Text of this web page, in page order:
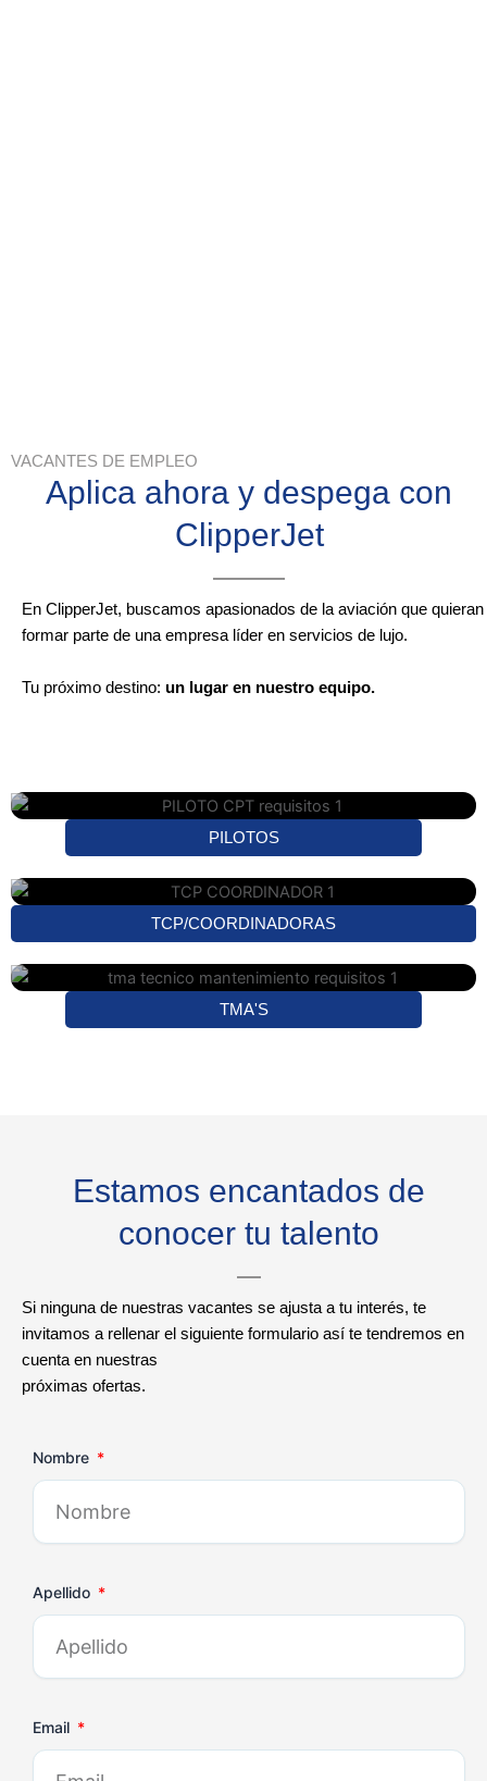
VACANTES DE EMPLEO
Aplica ahora y despega con
ClipperJet
En ClipperJet, buscamos apasionados de la aviación que quieran
formar parte de una empresa líder en servicios de lujo.
Tu próximo destino: un lugar en nuestro equipo.
PILOTOS
TCP/COORDINADORAS
TMA'S
Estamos encantados de
conocer tu talento
Si ninguna de nuestras vacantes se ajusta a tu interés, te
invitamos a rellenar el siguiente formulario así te tendremos en
cuenta en nuestras
próximas ofertas.
Nombre
Apellido
Email